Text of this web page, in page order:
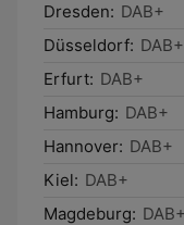
Dresden: DAB+
Düsseldorf: DAB+
Erfurt: DAB+
Hamburg: DAB+
Hannover: DAB+
Kiel: DAB+
Magdeburg: DAB+